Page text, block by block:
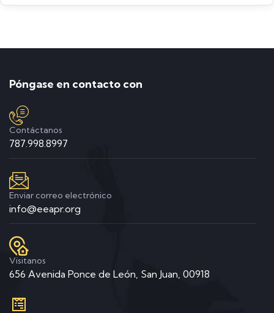
Póngase en contacto con
Contáctanos
787.998.8997
Enviar correo electrónico
info@eeapr.org
Visitanos
656 Avenida Ponce de León, San Juan, 00918